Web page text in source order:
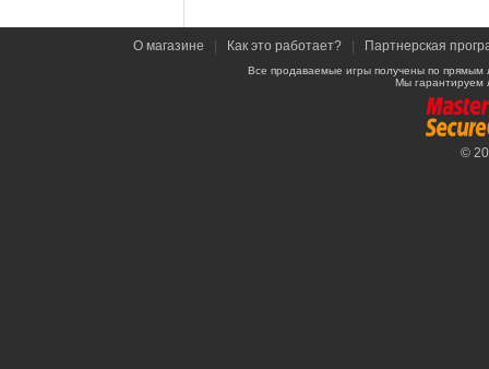
О магазине Как это работает? Партнерская
Все продаваемые игры получены по
Мы гарантируем
©